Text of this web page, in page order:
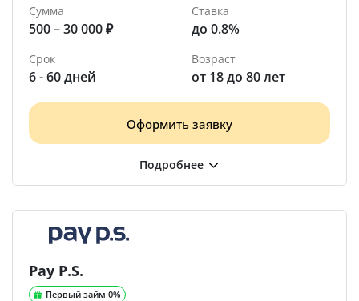
Сумма
500 – 30 000 ₽
Ставка
до 0.8%
Срок
6 - 60 дней
Возраст
от 18 до 80 лет
Оформить заявку
Pay P.S.
Первый займ 0%